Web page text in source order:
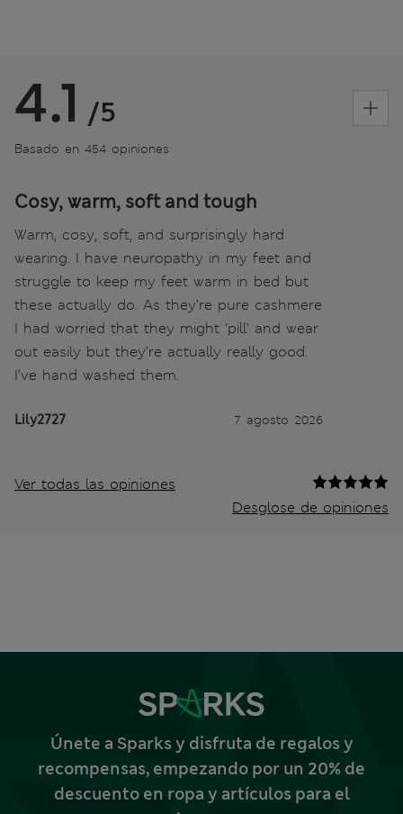
4.1 /5
Basado en 454 opiniones
Cosy, warm, soft and tough
Warm, cosy, soft, and surprisingly hard
wearing. I have neuropathy in my feet and
struggle to keep my feet warm in bed but
these actually do. As they’re pure cashmere
I had worried that they might ‘pill’ and wear
out easily but they’re actually really good.
I’ve hand washed them.
Lily2727 7 agosto 2026
Ver todas las opiniones
Desglose de opiniones
Únete a Sparks y disfruta de regalos y
recompensas, empezando por un 20% de
descuento en ropa y artículos para el